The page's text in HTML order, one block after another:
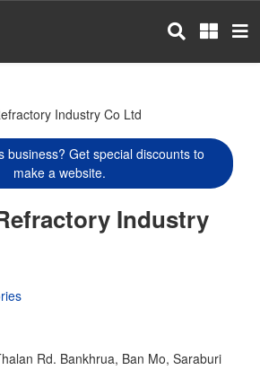
Industry Co Ltd
business? Get special discounts to
make a website.
Industry
Rd. Bankhrua, Ban Mo, Saraburi